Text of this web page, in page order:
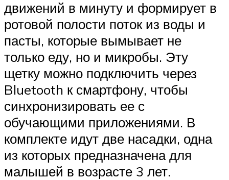
движений в минуту и формирует в
ротовой полости поток из воды и
пасты, которые вымывает не
только еду, но и микробы. Эту
щетку можно подключить через
Bluetooth к смартфону, чтобы
синхронизировать ее с
обучающими приложениями. В
комплекте идут две насадки, одна
из которых предназначена для
малышей в возрасте 3 лет.